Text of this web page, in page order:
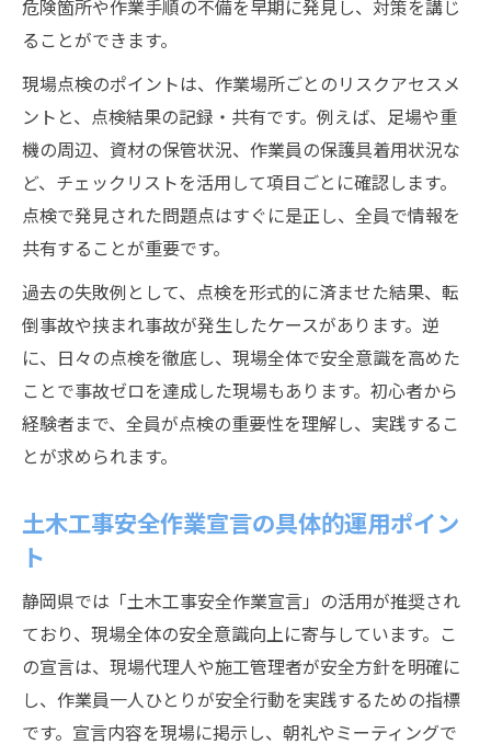
危険箇所や作業手順の不備を早期に発見し、対策を講じ
ることができます。
現場点検のポイントは、作業場所ごとのリスクアセスメ
ントと、点検結果の記録・共有です。例えば、足場や重
機の周辺、資材の保管状況、作業員の保護具着用状況な
ど、チェックリストを活用して項目ごとに確認します。
点検で発見された問題点はすぐに是正し、全員で情報を
共有することが重要です。
過去の失敗例として、点検を形式的に済ませた結果、転
倒事故や挟まれ事故が発生したケースがあります。逆
に、日々の点検を徹底し、現場全体で安全意識を高めた
ことで事故ゼロを達成した現場もあります。初心者から
経験者まで、全員が点検の重要性を理解し、実践するこ
とが求められます。
土木工事安全作業宣言の具体的運用ポイン
ト
静岡県では「土木工事安全作業宣言」の活用が推奨され
ており、現場全体の安全意識向上に寄与しています。こ
の宣言は、現場代理人や施工管理者が安全方針を明確に
し、作業員一人ひとりが安全行動を実践するための指標
です。宣言内容を現場に掲示し、朝礼やミーティングで